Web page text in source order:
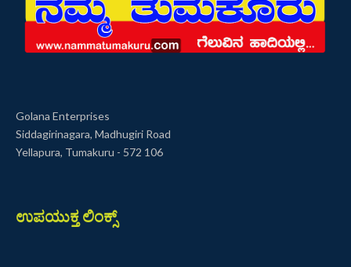
Golana Enterprises
Siddagirinagara, Madhugiri Road
Yellapura, Tumakuru - 572 106
ಉಪಯುಕ್ತ ಲಿಂಕ್ಸ್